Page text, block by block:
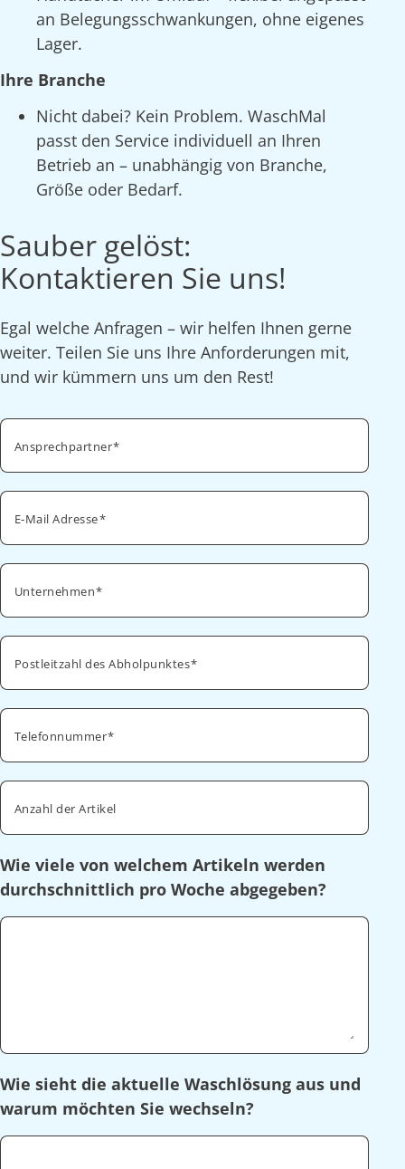
an Belegungsschwankungen, ohne eigenes
Lager.
Ihre Branche
Nicht dabei? Kein Problem. WaschMal
passt den Service individuell an Ihren
Betrieb an – unabhängig von Branche,
Größe oder Bedarf.
Sauber gelöst:
Kontaktieren Sie uns!
Egal welche Anfragen – wir helfen Ihnen gerne
weiter. Teilen Sie uns Ihre Anforderungen mit,
und wir kümmern uns um den Rest!
Ansprechpartner
E-Mail Adresse
Unternehmen
Postleitzahl des Abholpunktes
Telefonnummer
Anzahl der Artikel
Wie viele von welchem Artikeln werden
durchschnittlich pro Woche abgegeben?
Wie sieht die aktuelle Waschlösung aus und
warum möchten Sie wechseln?